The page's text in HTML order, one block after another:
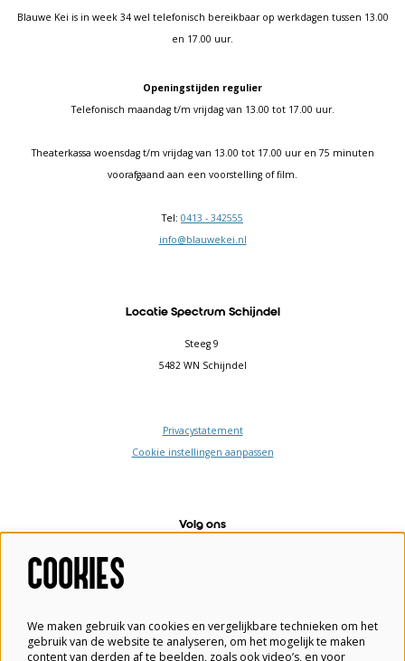
Blauwe Kei is in week 34 wel telefonisch bereikbaar op werkdagen tussen 13.00
en 17.00 uur.
Openingstijden regulier
Telefonisch maandag t/m vrijdag van 13.00 tot 17.00 uur.
Theaterkassa woensdag t/m vrijdag van 13.00 tot 17.00 uur en 75 minuten
voorafgaand aan een voorstelling of film.
Tel: 0413 - 342555
info@blauwekei.nl
Locatie Spectrum Schijndel
Steeg 9
5482 WN Schijndel
Privacystatement
Cookie instellingen aanpassen
Volg ons
COOKIES
We maken gebruik van cookies en vergelijkbare technieken om het
gebruik van de website te analyseren, om het mogelijk te maken
content van derden af te beelden, zoals ook video’s, en voor